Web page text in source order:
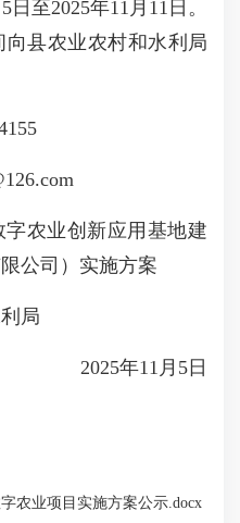
至2025年11月11日。
县农业农村和水利局
农业创新应用基地建
公司）实施方案
局
2025年11月5日
农业项目实施方案公示.docx